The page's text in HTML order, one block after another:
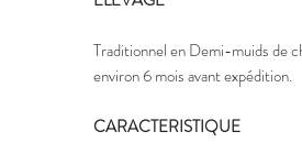
Traditionnel en Demi-muids de
environ 6 mois avant expédition.
CARACTERISTIQUE